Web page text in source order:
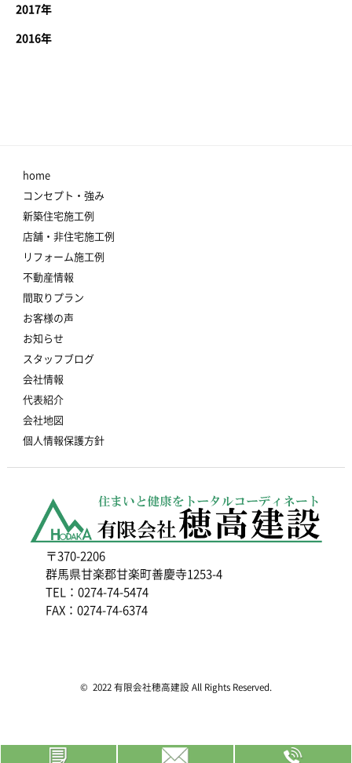
2017年
2016年
home
コンセプト・強み
新築住宅施工例
店舗・非住宅施工例
リフォーム施工例
不動産情報
間取りプラン
お客様の声
お知らせ
スタッフブログ
会社情報
代表紹介
会社地図
個人情報保護方針
〒370-2206
群馬県甘楽郡甘楽町善慶寺1253-4
TEL：0274-74-5474
FAX：0274-74-6374
© 2022 有限会社穂高建設 All Rights Reserved.